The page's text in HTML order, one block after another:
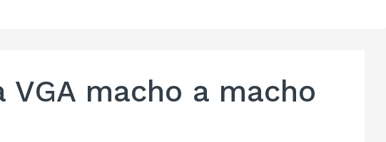
VGA macho a macho